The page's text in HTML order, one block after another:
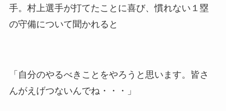
手。村上選手が打てたことに喜び、慣れない１塁
の守備について聞かれると
「 自分のやるべきことをやろうと思います。皆さ
んがえげつないんでね・・・」